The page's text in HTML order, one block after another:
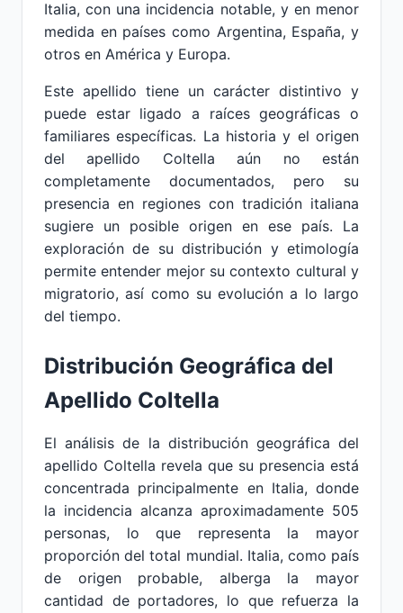
Italia, con una incidencia notable, y en menor
medida en países como Argentina, España, y
otros en América y Europa.
Este apellido tiene un carácter distintivo y
puede estar ligado a raíces geográficas o
familiares específicas. La historia y el origen
del apellido Coltella aún no están
completamente documentados, pero su
presencia en regiones con tradición italiana
sugiere un posible origen en ese país. La
exploración de su distribución y etimología
permite entender mejor su contexto cultural y
migratorio, así como su evolución a lo largo
del tiempo.
Distribución Geográfica del
Apellido Coltella
El análisis de la distribución geográfica del
apellido Coltella revela que su presencia está
concentrada principalmente en Italia, donde
la incidencia alcanza aproximadamente 505
personas, lo que representa la mayor
proporción del total mundial. Italia, como país
de origen probable, alberga la mayor
cantidad de portadores, lo que refuerza la